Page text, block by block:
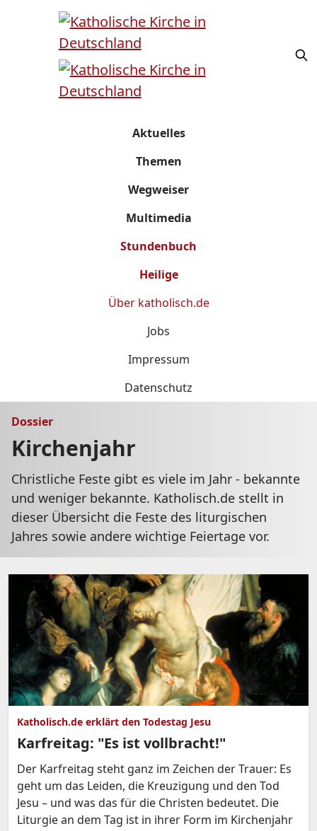
Aktuelles
Themen
Wegweiser
Multimedia
Stundenbuch
Heilige
Über katholisch.de
Jobs
Impressum
Datenschutz
Dossier
Kirchenjahr
Christliche Feste gibt es viele im Jahr - bekannte
und weniger bekannte. Katholisch.de stellt in
dieser Übersicht die Feste des liturgischen
Jahres sowie andere wichtige Feiertage vor.
Katholisch.de erklärt den Todestag Jesu
Karfreitag: "Es ist vollbracht!"
Der Karfreitag steht ganz im Zeichen der Trauer: Es
geht um das Leiden, die Kreuzigung und den Tod
Jesu – und was das für die Christen bedeutet. Die
Liturgie an dem Tag ist in ihrer Form im Kirchenjahr